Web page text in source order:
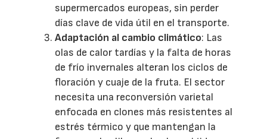
supermercados europeas, sin perder
días clave de vida útil en el transporte.
Adaptación al cambio climático: Las
olas de calor tardías y la falta de horas
de frío invernales alteran los ciclos de
floración y cuaje de la fruta. El sector
necesita una reconversión varietal
enfocada en clones más resistentes al
estrés térmico y que mantengan la